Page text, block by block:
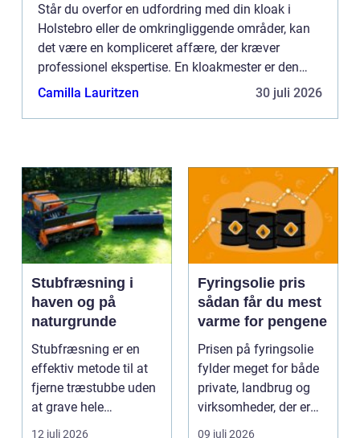
Står du overfor en udfordring med din kloak i
Holstebro eller de omkringliggende områder, kan
det være en kompliceret affære, der kræver
professionel ekspertise. En kloakmester er den
fagperson, som sikrer, at dit kloaksystem fungerer
Camilla Lauritzen 30 juli 2026
Stubfræsning i
haven og på
naturgrunde
Stubfræsning er en
effektiv metode til at
fjerne træstubbe uden
at grave hele
rodsystemet op.
12 juli 2026
Fyringsolie pris
sådan får du mest
varme for pengene
Prisen på fyringsolie
fylder meget for både
private, landbrug og
virksomheder, der er
afhængige af o...
09 juli 2026